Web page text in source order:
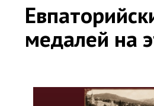
медалей на